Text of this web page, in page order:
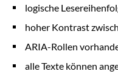
logische
hoher Kontrast
ARIA-Rollen
alle Texte können